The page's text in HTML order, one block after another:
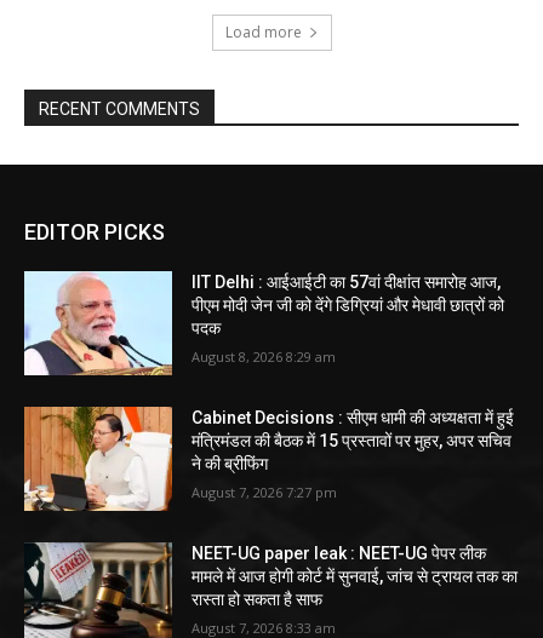
Load more
RECENT COMMENTS
EDITOR PICKS
IIT Delhi : आईआईटी का 57वां दीक्षांत समारोह आज,
पीएम मोदी जेन जी को देंगे डिग्रियां और मेधावी छात्रों को
पदक
August 8, 2026 8:29 am
Cabinet Decisions : सीएम धामी की अध्यक्षता में हुई
मंत्रिमंडल की बैठक में 15 प्रस्तावों पर मुहर, अपर सचिव
ने की ब्रीफिंग
August 7, 2026 7:27 pm
NEET-UG paper leak : NEET-UG पेपर लीक
मामले में आज होगी कोर्ट में सुनवाई, जांच से ट्रायल तक का
रास्ता हो सकता है साफ
August 7, 2026 8:33 am